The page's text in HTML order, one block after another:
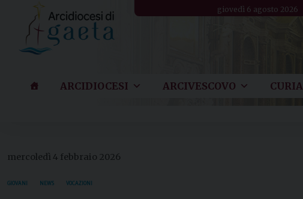
content
giovedì 6 agosto 2026
ARCIDIOCESI ARCIVESCOVO CURIA
mercoledì 4 febbraio 2026
GIOVANI NEWS VOCAZIONI